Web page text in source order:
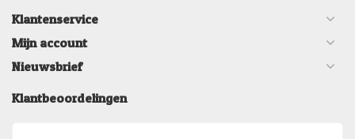
Klantenservice
Mijn account
Nieuwsbrief
Klantbeoordelingen